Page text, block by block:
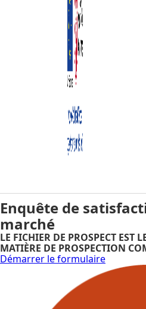
Enquête de
marché
LE FICHIER DE PROSPECT EST
MATIÈRE DE PROSPECTION
Démarrer le formulaire